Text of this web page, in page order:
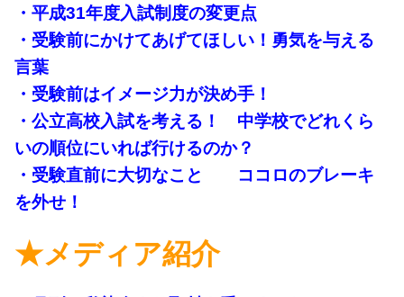
・平成31年度入試制度の変更点
・受験前にかけてあげてほしい！勇気を与える
言葉
・受験前はイメージ力が決め手！
・公立高校入試を考える！ 中学校でどれくら
いの順位にいれば行けるのか？
・受験直前に大切なこと ココロのブレーキ
を外せ！
★メディア紹介